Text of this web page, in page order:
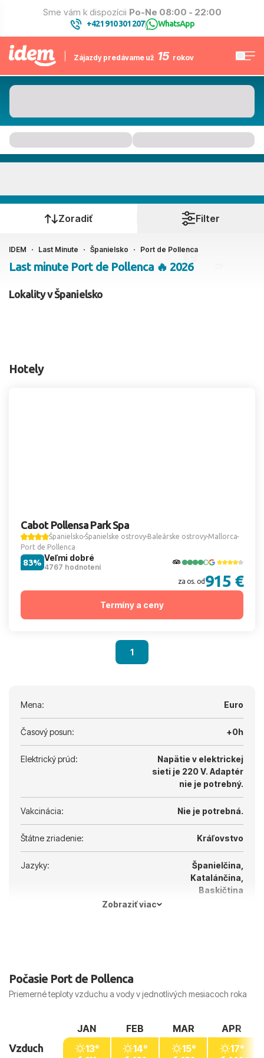
Sme vám k dispozícii Po-Ne 08:00 - 22:00
+421 910 301 207| WhatsApp
Zájazdy predávame už 15 rokov
Kedy cestujete?
Ako cestujete?
2 dospelí, 0 deti
Zoradiť Filter
IDEM Last Minute Španielsko Port de Pollenca
Last minute Port de Pollenca 🔥 2026
Lokality v Španielsko
Hotely
Cabot Pollensa Park Spa
Španielsko Španielske ostrovy Baleárske ostrovy Mallorca
Port de Pollenca
Veľmi dobré
4767 hodnotení
83%
za os. od 915 €
Termíny a ceny
1
Mena: Euro
Časový posun: +0h
Elektrický prúd:
Napätie v elektrickej
sieti je 220 V. Adaptér
nie je potrebný.
Vakcinácia: Nie je potrebná.
Štátne zriadenie: Kráľovstvo
Jazyky:
Španielčina,
Katalánčina,
Baskičtina
Zobraziť viac
Počasie Port de Pollenca
Priemerné teploty vzduchu a vody v jednotlivých mesiacoch roka
Vzduch
JAN
13°
FEB
14°
MAR
15°
APR
17°